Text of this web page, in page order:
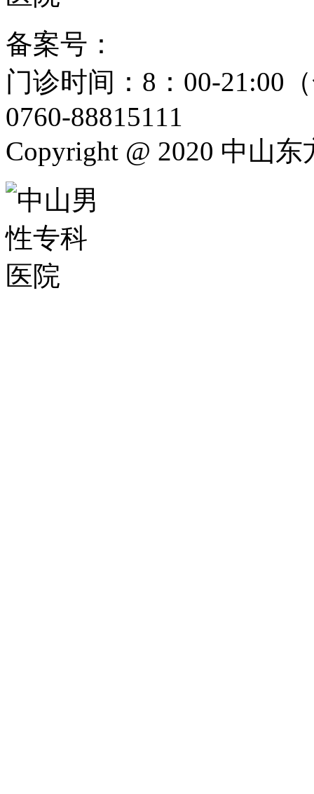
备案号：
门诊时间：8：00-21:00
0760-88815111
Copyright @ 2020 中山